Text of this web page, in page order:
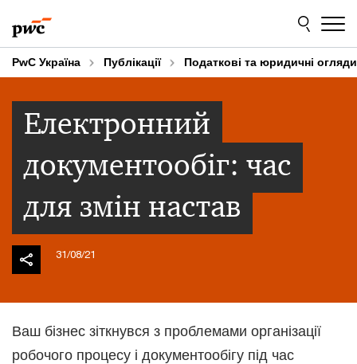
to
content
to
footer
PwC Україна Публікації Податкові та юридичні огляди
Електронний
документообіг: час
для змін настав
31/08/21
Ваш бізнес зіткнувся з проблемами організації
робочого процесу і документообігу під час